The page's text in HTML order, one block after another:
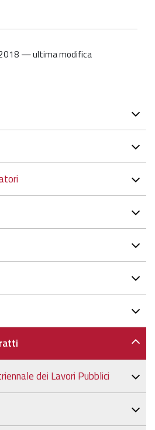
—ultima modifica
dei Lavori Pubblici